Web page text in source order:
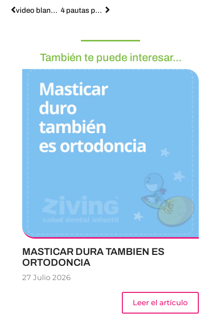
video blanqueamiento como post 4 pautas para disfrutar de las vacaciones con brackets sin pensar en tu tratamiento de ortodoncia
También te puede interesar...
MASTICAR DURA TAMBIEN ES
ORTODONCIA
27 Julio 2026
Leer el artículo